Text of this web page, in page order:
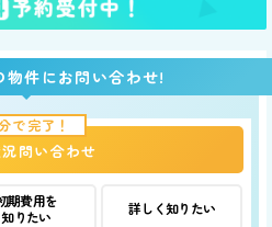
物件にお問い合わせ!
で完了！
問い合わせ
期費用を
知りたい
詳しく知りたい